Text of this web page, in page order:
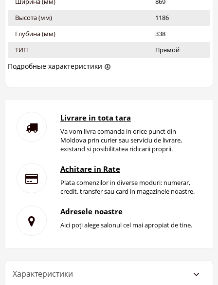
Высота (мм)
1186
Глубина (мм)
338
ТИП
Прямой
Подробные характеристики
Livrare in tota tara
Va vom livra comanda in orice punct din
Moldova prin curier sau serviciu de livrare,
existand si posibilitatea ridicarii proprii.
Achitare in Rate
Plata comenzilor in diverse moduri: numerar,
credit, transfer sau card in magazinele noastre.
Adresele noastre
Aici poți alege salonul cel mai apropiat de tine.
Характеристики